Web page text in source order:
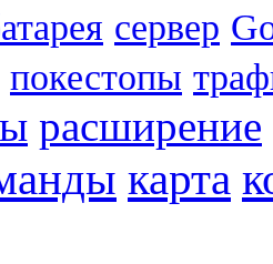
сервер
покестопы
расширение
карта